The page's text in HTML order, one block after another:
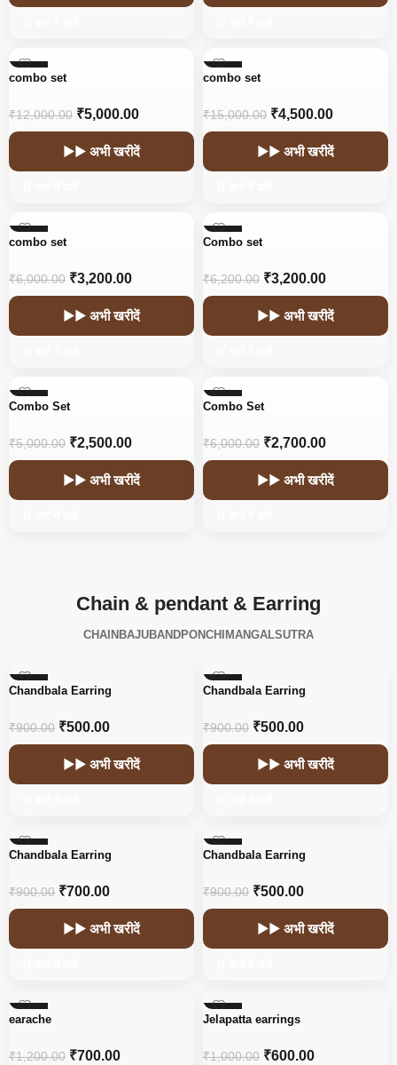
-58%
combo set
₹12,000.00 ₹5,000.00
▶▶ अभी खरीदें
-70%
combo set
₹15,000.00 ₹4,500.00
▶▶ अभी खरीदें
-47%
combo set
₹6,000.00 ₹3,200.00
▶▶ अभी खरीदें
-48%
Combo set
₹6,200.00 ₹3,200.00
▶▶ अभी खरीदें
-50%
Combo Set
₹5,000.00 ₹2,500.00
▶▶ अभी खरीदें
-55%
Combo Set
₹6,000.00 ₹2,700.00
▶▶ अभी खरीदें
Chain & pendant & Earring
CHAIN BAJUBANDPONCHI MANGALSUTRA
-44%
Chandbala Earring
₹900.00 ₹500.00
▶▶ अभी खरीदें
-44%
Chandbala Earring
₹900.00 ₹500.00
▶▶ अभी खरीदें
-22%
Chandbala Earring
₹900.00 ₹700.00
▶▶ अभी खरीदें
-44%
Chandbala Earring
₹900.00 ₹500.00
▶▶ अभी खरीदें
earache
₹1,200.00 ₹700.00
-40%
Jelapatta earrings
₹1,000.00 ₹600.00